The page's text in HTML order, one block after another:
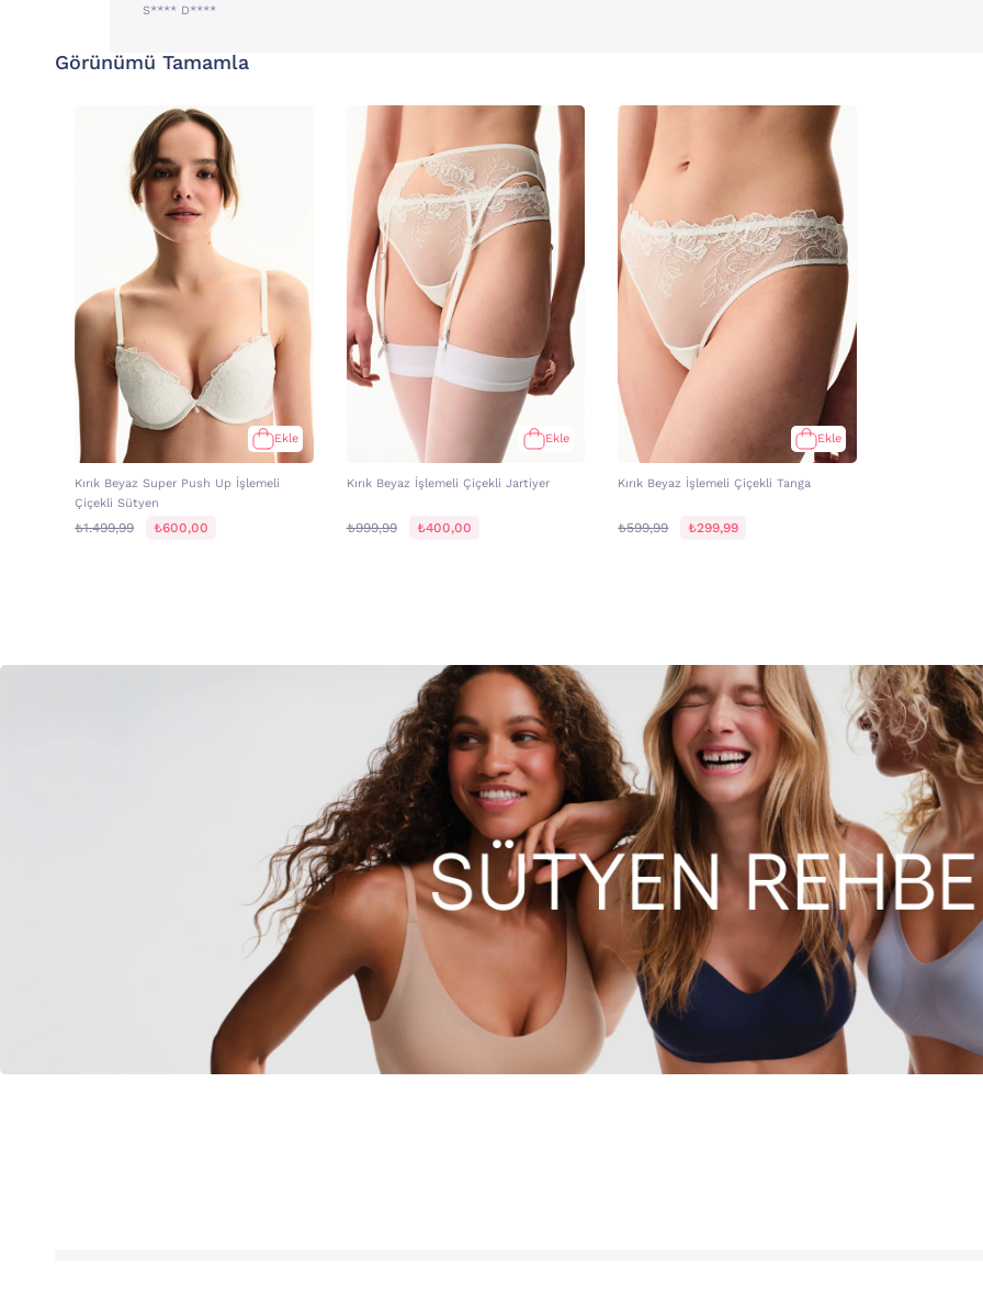
S**** D****
Görünümü Tamamla
Ekle
Kırık Beyaz Super Push Up İşlemeli
Çiçekli Sütyen
₺1.499,99 ₺600,00
Ekle
Kırık Beyaz İşlemeli Çiçekli Jartiyer
₺999,99 ₺400,00
Ekle
Kırık Beyaz İşlemeli Çiçekli Tanga
₺599,99 ₺299,99